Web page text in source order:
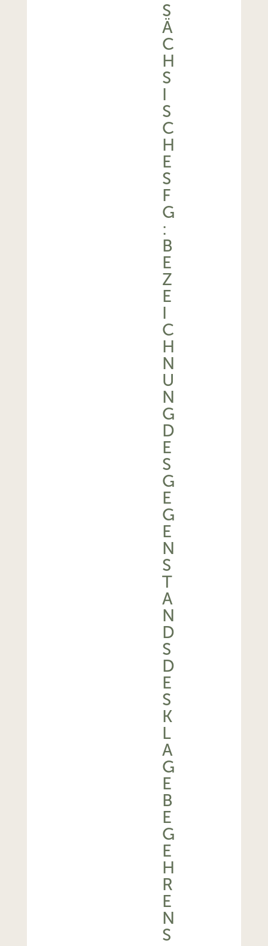
S
Ä
C
H
S
I
S
C
H
E
S
F
G
:
B
E
Z
E
I
C
H
N
U
N
G
D
E
S
G
E
G
E
N
S
T
A
N
D
S
D
E
S
K
L
A
G
E
B
E
G
E
H
R
E
N
S